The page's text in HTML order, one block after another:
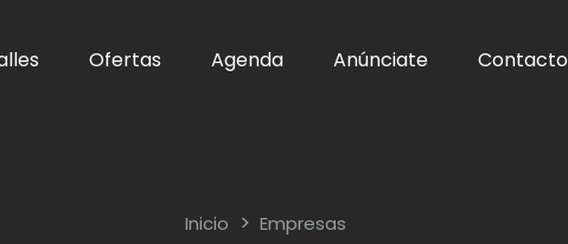
Ofertas Agenda Anúnciate Contacto
Inicio Empresas